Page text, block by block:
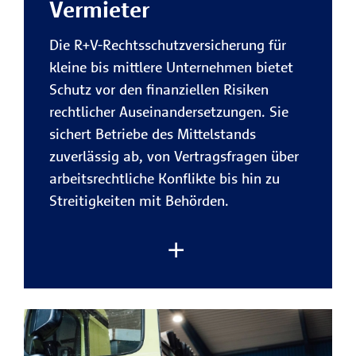
Sicherheit im Team.
Zur Rechtsschutzversicherung
für Firmenkunden
Jetzt beraten lassen
Umfassender Schutz für Ihren
Rechtliche Risiken rund um Ihre
gewerblich und privat genutzten
Fahrzeuge sind bestens abgesichert
– von Unfällen bis
Vertragsstreitigkeiten.
Finanzielle Entlastung bei
Rechtskonflikten
Gebühren eines Rechtsstreits, damit
Schutz für Fahrer und Insassen
Vermieter
Die R+V-Rechtsschutzversicherung für
kleine bis mittlere Unternehmen bietet
Schutz vor den finanziellen Risiken
rechtlicher Auseinandersetzungen. Sie
sichert Betriebe des Mittelstands
zuverlässig ab, von Vertragsfragen über
arbeitsrechtliche Konflikte bis hin zu
Streitigkeiten mit Behörden.
Im unternehmerischen Alltag entstehen